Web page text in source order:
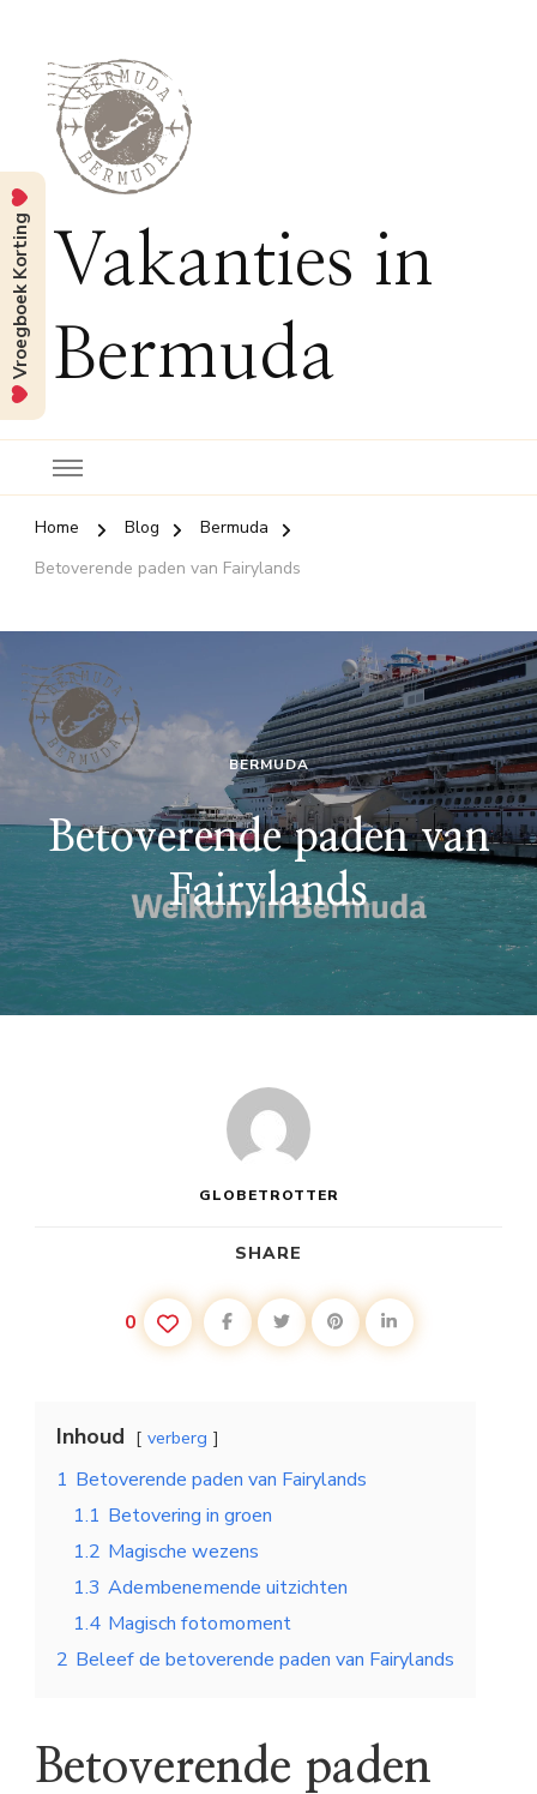
Vakanties in
Bermuda
Home Blog
Bermuda
Betoverende paden van Fairylands
BERMUDA
Betoverende paden van
Fairylands
GLOBETROTTER
SHARE
0
Inhoud verberg
1 Betoverende paden van Fairylands
1.1 Betovering in groen
1.2 Magische wezens
1.3 Adembenemende uitzichten
1.4 Magisch fotomoment
2 Beleef de betoverende paden van Fairylands
Betoverende paden
Vroegboek Korting